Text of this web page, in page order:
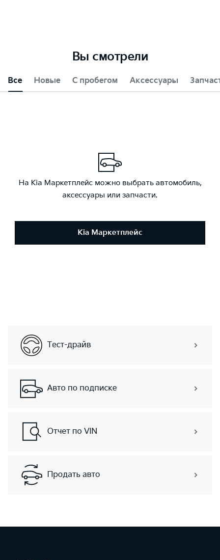
Вы смотрели
Все Новые С пробегом Аксессуары
На Kia Маркетплейс можно выбрать автомобиль,
аксессуары или запчасти.
Kia Маркетплейс
Тест-драйв
Авто по подписке
Отчет по VIN
Продать авто